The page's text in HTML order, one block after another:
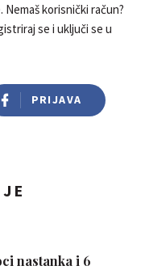
korisnički račun?
se i uključi se u
PRIJAVA
nastanka i 6